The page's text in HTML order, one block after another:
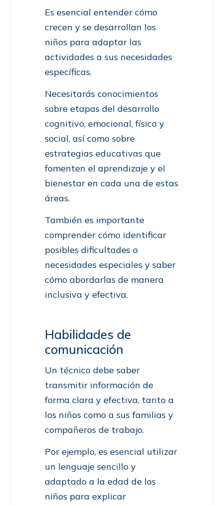
Es esencial entender cómo
crecen y se desarrollan los
niños para adaptar las
actividades a sus necesidades
específicas.
Necesitarás conocimientos
sobre etapas del desarrollo
cognitivo, emocional, físico y
social, así como sobre
estrategias educativas que
fomenten el aprendizaje y el
bienestar en cada una de estas
áreas.
También es importante
comprender cómo identificar
posibles dificultades o
necesidades especiales y saber
cómo abordarlas de manera
inclusiva y efectiva.
Habilidades de
comunicación
Un técnico debe saber
transmitir información de
forma clara y efectiva, tanto a
los niños como a sus familias y
compañeros de trabajo.
Por ejemplo, es esencial utilizar
un lenguaje sencillo y
adaptado a la edad de los
niños para explicar